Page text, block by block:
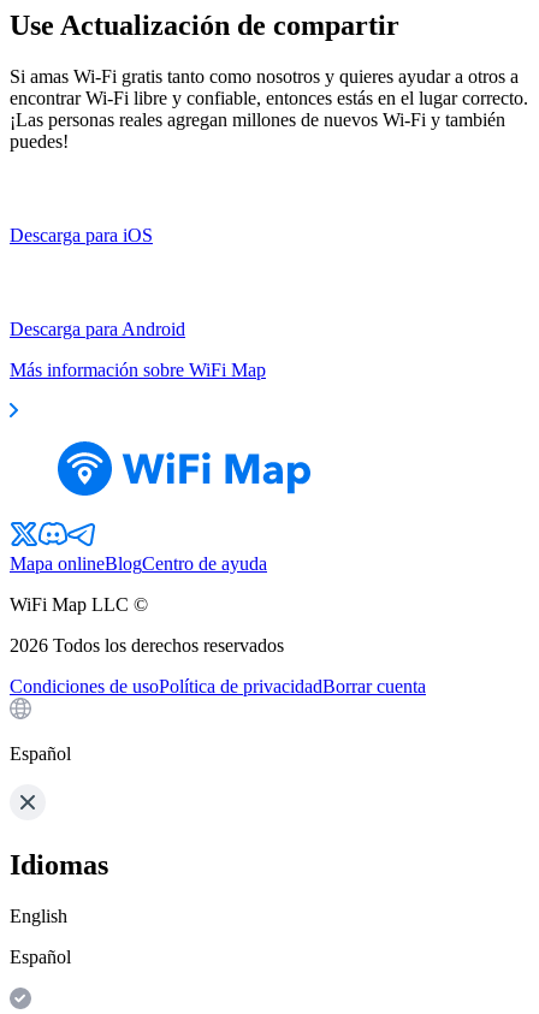
Use Actualización de compartir
Si amas Wi-Fi gratis tanto como nosotros y quieres ayudar a otros a
encontrar Wi-Fi libre y confiable, entonces estás en el lugar correcto.
¡Las personas reales agregan millones de nuevos Wi-Fi y también
puedes!
Descarga para iOS
Descarga para Android
Más información sobre WiFi Map
Mapa onlineBlogCentro de ayuda
WiFi Map LLC ©
2026 Todos los derechos reservados
Condiciones de usoPolítica de privacidadBorrar cuenta
Español
Idiomas
English
Español